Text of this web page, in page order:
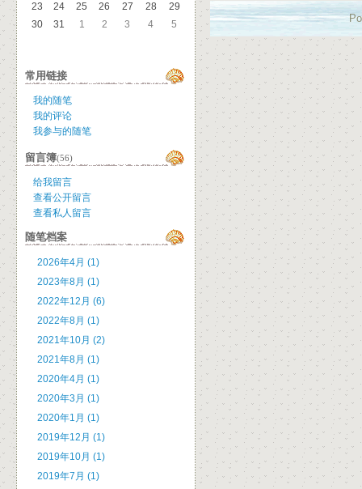
23
24 25 26 27 28
29
30
31 1 2 3 4 5
常用链接
我的随笔
我的评论
我参与的随笔
留言簿(56)
给我留言
查看公开留言
查看私人留言
随笔档案
2026年4月 (1)
2023年8月 (1)
2022年12月 (6)
2022年8月 (1)
2021年10月 (2)
2021年8月 (1)
2020年4月 (1)
2020年3月 (1)
2020年1月 (1)
2019年12月 (1)
2019年10月 (1)
2019年7月 (1)